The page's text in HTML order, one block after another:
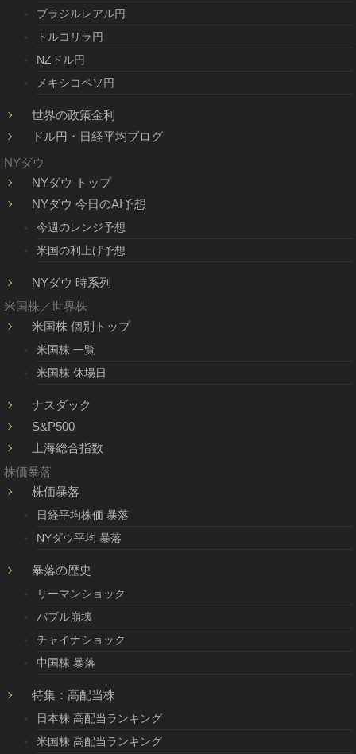
ブラジルレアル円
トルコリラ円
NZドル円
メキシコペソ円
世界の政策金利
ドル円・日経平均ブログ
NYダウ
NYダウ トップ
NYダウ 今日のAI予想
今週のレンジ予想
米国の利上げ予想
NYダウ 時系列
米国株／世界株
米国株 個別トップ
米国株 一覧
米国株 休場日
ナスダック
S&P500
上海総合指数
株価暴落
株価暴落
日経平均株価 暴落
NYダウ平均 暴落
暴落の歴史
リーマンショック
バブル崩壊
チャイナショック
中国株 暴落
特集：高配当株
日本株 高配当ランキング
米国株 高配当ランキング